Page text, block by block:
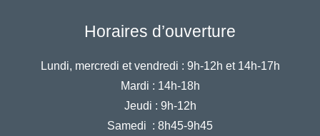
Horaires d’ouverture
Lundi, mercredi et vendredi : 9h-12h et 14h-17h
Mardi : 14h-18h
Jeudi : 9h-12h
Samedi : 8h45-9h45